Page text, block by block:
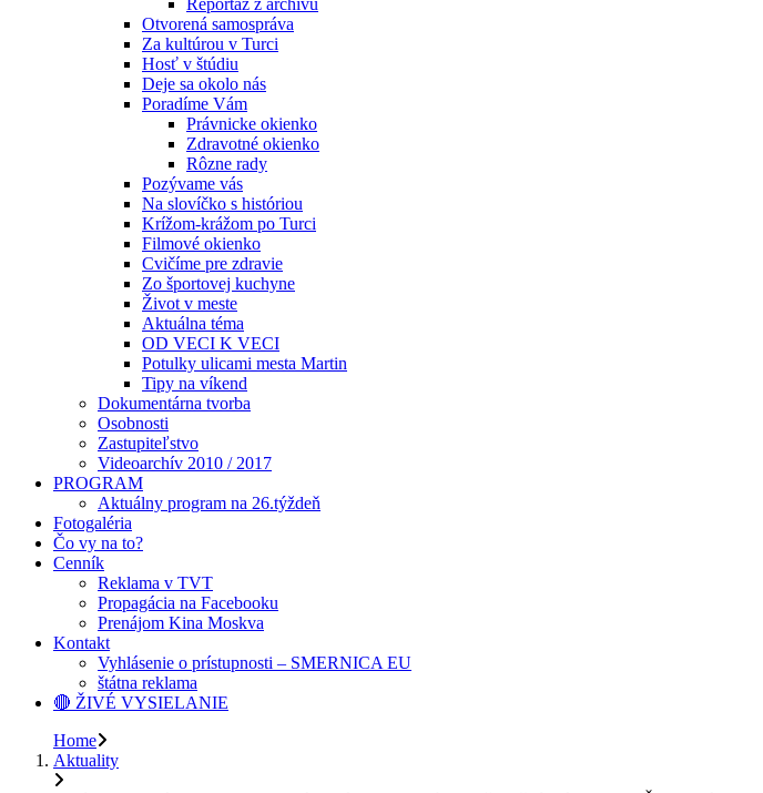
Reportáž z archívu
Otvorená samospráva
Za kultúrou v Turci
Hosť v štúdiu
Deje sa okolo nás
Poradíme Vám
Právnicke okienko
Zdravotné okienko
Rôzne rady
Pozývame vás
Na slovíčko s históriou
Krížom-krážom po Turci
Filmové okienko
Cvičíme pre zdravie
Zo športovej kuchyne
Život v meste
Aktuálna téma
OD VECI K VECI
Potulky ulicami mesta Martin
Tipy na víkend
Dokumentárna tvorba
Osobnosti
Zastupiteľstvo
Videoarchív 2010 / 2017
PROGRAM
Aktuálny program na 26.týždeň
Fotogaléria
Čo vy na to?
Cenník
Reklama v TVT
Propagácia na Facebooku
Prenájom Kina Moskva
Kontakt
Vyhlásenie o prístupnosti – SMERNICA EU
štátna reklama
🔴 ŽIVÉ VYSIELANIE
Home
Aktuality